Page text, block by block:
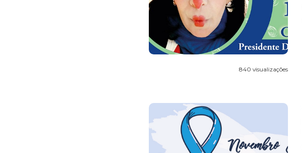
840 visualizações